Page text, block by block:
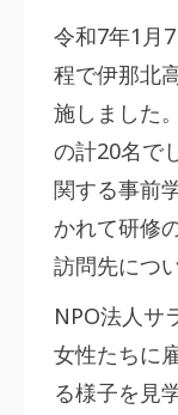
令和7年1月
程で伊那北
施しました
の計20名で
関する事前
かれて研修
訪問先につ
NPO法人サ
女性たちに
る様子を見